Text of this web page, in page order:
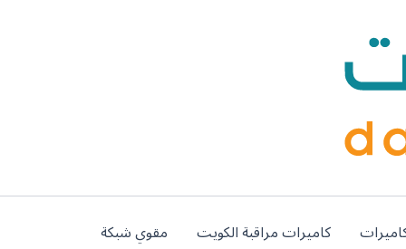
كاميرات مراقبة الكويت مقوي شبكة